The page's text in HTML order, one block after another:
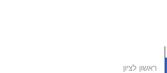
ראשון לציון